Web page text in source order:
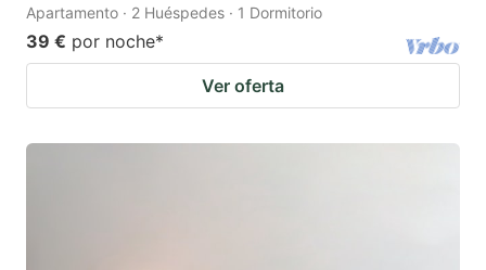
Apartamento · 2 Huéspedes · 1 Dormitorio
39 € por noche*
Ver oferta